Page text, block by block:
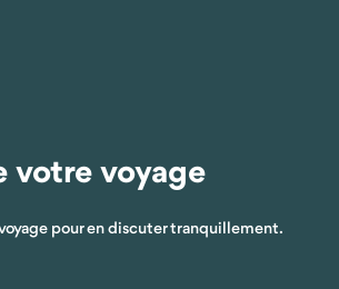
votre voyage
pour en discuter tranquillement.